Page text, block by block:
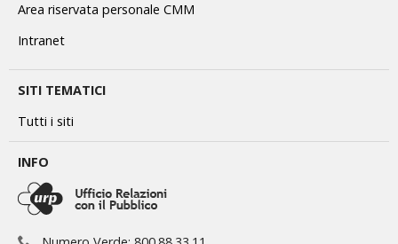
Area riservata personale CMM
Intranet
SITI TEMATICI
Tutti i siti
INFO